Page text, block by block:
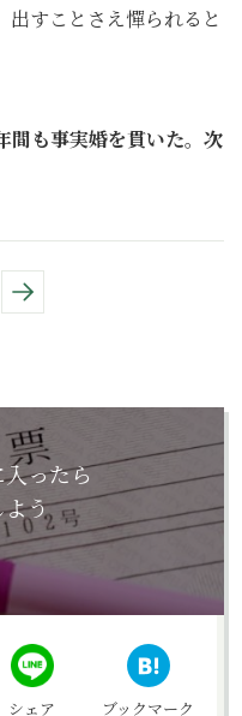
すことさえ憚られると
間も事実婚を貫いた。 次
ったら
う
シェア ブックマーク